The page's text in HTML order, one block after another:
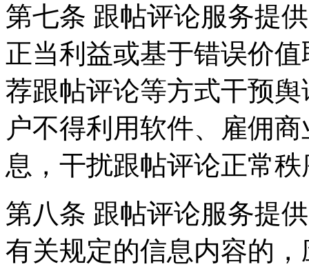
第七条 跟帖评论服务提
正当利益或基于错误价
荐跟帖评论等方式干预
户不得利用软件、雇佣
息，干扰跟帖评论正常
第八条 跟帖评论服务提
有关规定的信息内容的